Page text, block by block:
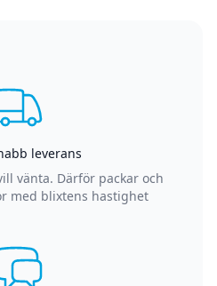
leverans
vänta. Därför packar och
med blixtens hastighet